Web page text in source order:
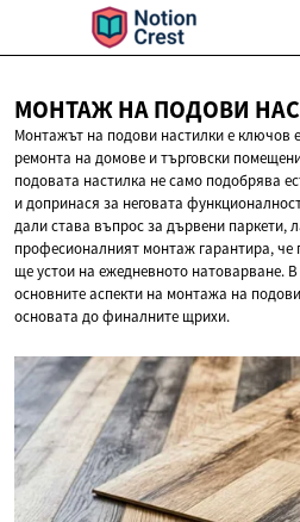
МОНТАЖ НАПОДОВИ
Монтажът на подови настилки е ключов
ремонта на домове и търговски
подовата настилка не само подобрява
и допринася за неговата
дали става въпрос за дървени паркети,
професионалният монтаж гарантира,
ще устои на ежедневното натоварване.
основните аспекти на монтажа на
основата до финалните щрихи.